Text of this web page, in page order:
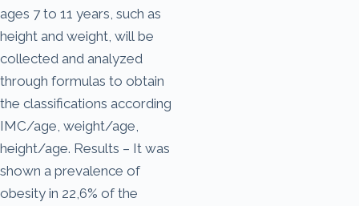
ages 7 to 11 years, such as
height and weight, will be
collected and analyzed
through formulas to obtain
the classifications according
IMC/age, weight/age,
height/age. Results – It was
shown a prevalence of
obesity in 22,6% of the